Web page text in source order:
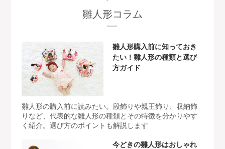
雛人形コラム
雛人形購入前に知っておき
たい！雛人形の種類と選び
方ガイド
雛人形の購入前に読みたい。段飾りや親王飾り、収納飾
りなど、代表的な雛人形の種類とその特徴を分かりやす
く紹介。選び方のポイントも解説します
今どきの雛人形はおしゃれ